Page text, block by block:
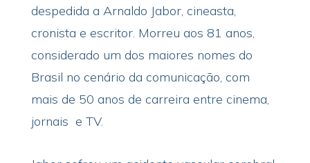
despedida a Arnaldo Jabor, cineasta,
cronista e escritor. Morreu aos 81 anos,
considerado um dos maiores nomes do
Brasil no cenário da comunicação, com
mais de 50 anos de carreira entre cinema,
jornais e TV.